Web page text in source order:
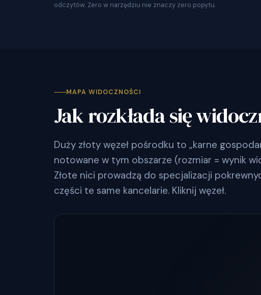
odczytów. Zero w narzędziu nie znaczy zero popytu.
MAPA WIDOCZNOŚCI
Jak rozkłada się
Duży złoty węzeł pośrodku to „karne
notowane w tym obszarze (rozmiar = wynik
Złote nici prowadzą do specjalizacji
części te same kancelarie. Kliknij węzeł.